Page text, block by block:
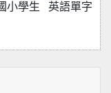
小學生 英語單字